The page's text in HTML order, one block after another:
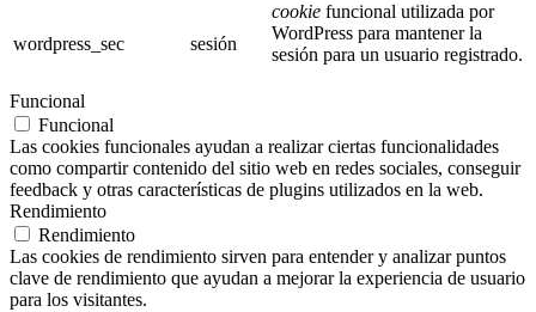
wordpress_sec sesión
cookie funcional utilizada por
WordPress para mantener la
sesión para un usuario registrado.
Funcional
Funcional
Las cookies funcionales ayudan a realizar ciertas funcionalidades
como compartir contenido del sitio web en redes sociales, conseguir
feedback y otras características de plugins utilizados en la web.
Rendimiento
Rendimiento
Las cookies de rendimiento sirven para entender y analizar puntos
clave de rendimiento que ayudan a mejorar la experiencia de usuario
para los visitantes.